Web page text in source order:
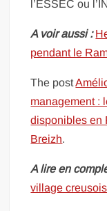
l’ESSEC ou
A voir aussi :
pendant le
The post
management :
disponibles en
Breizh.
A lire en
village